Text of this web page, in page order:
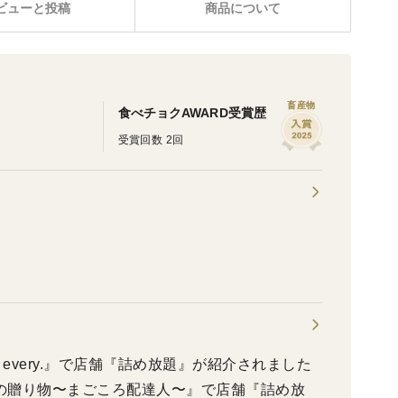
ューと投稿 商品について
食べチョクAWARD受賞歴
受賞回数 2回
畜産物
』で店舗『詰め放題』が紹介されました
り物〜まごころ配達人〜』で店舗『詰め放